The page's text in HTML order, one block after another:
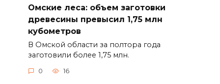
Омские леса: объем заготовки
древесины превысил 1,75 млн
кубометров
В Омской области за полтора года
заготовили более 1,75 млн.
0 16